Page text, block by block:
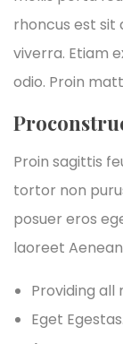
rhoncus est sit
viverra. Etiam
odio. Proin
Proin sagittis
tortor non
posuer eros
laoreet
Providing all
Eget